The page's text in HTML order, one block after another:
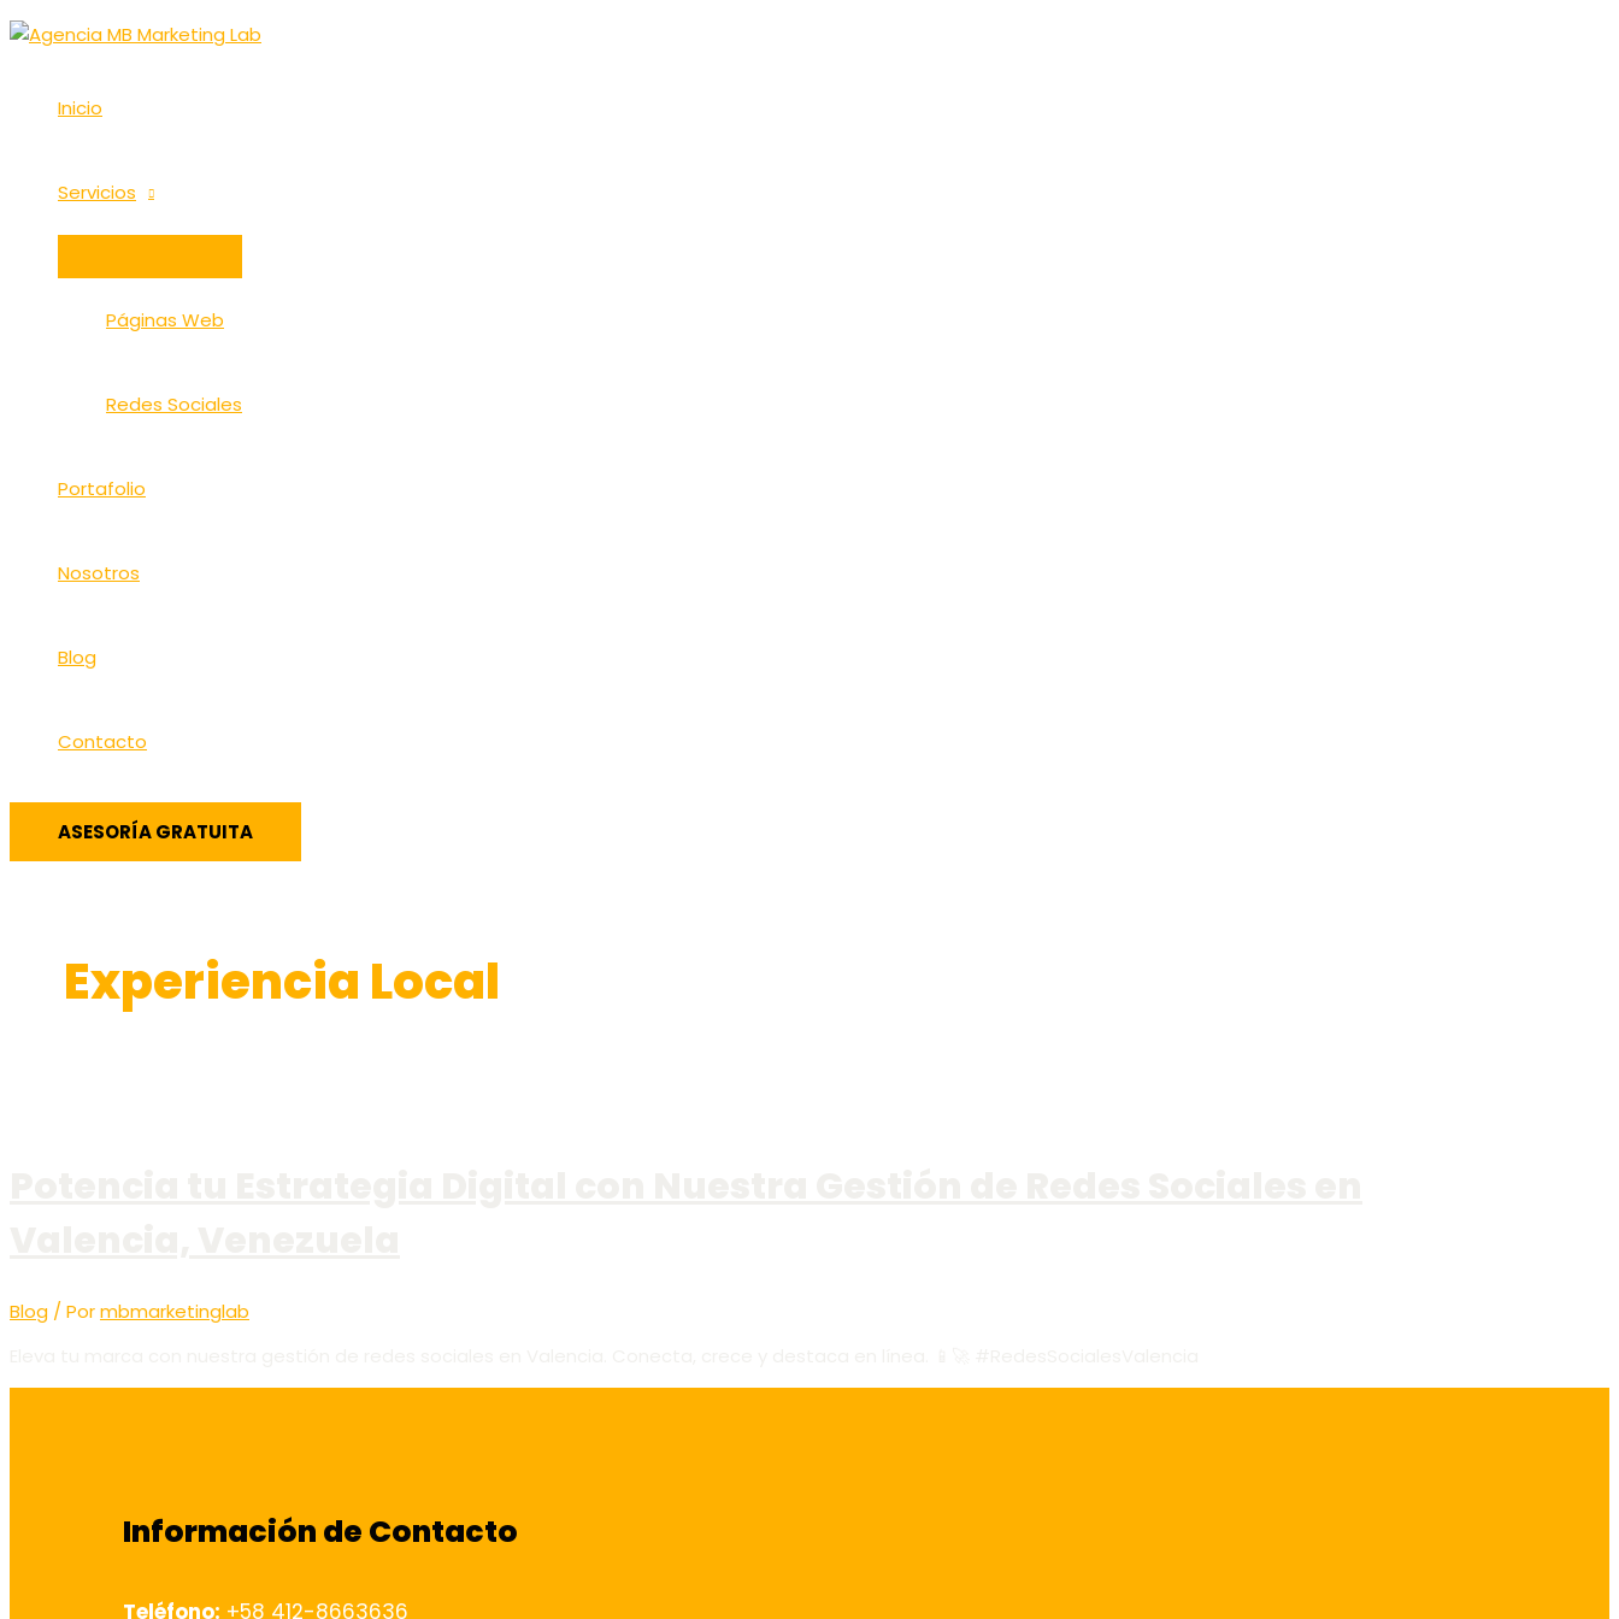
Ir
Inicio
Servicios
MENÚ
Páginas Web
Redes Sociales
Portafolio
Nosotros
Blog
Contacto
ASESORÍA GRATUITA
Experiencia Local
Blog / Pormbmarketinglab
Información de Contacto
Teléfono: +58 412-8663636